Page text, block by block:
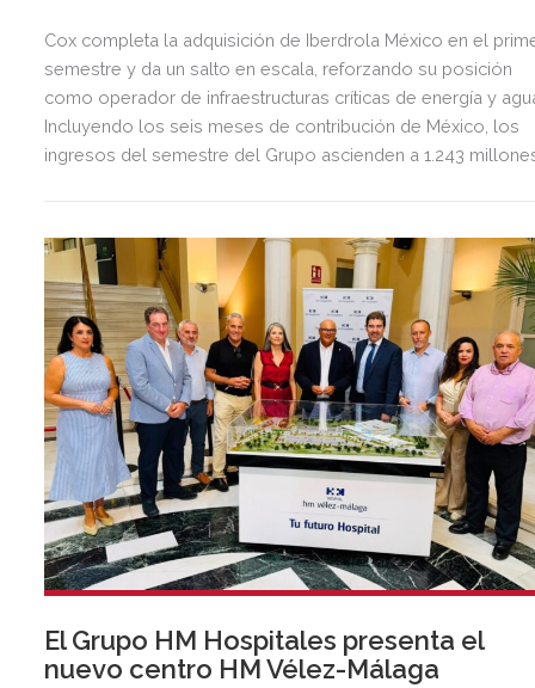
Cox completa la adquisición de Iberdrola México en el
semestre y da un salto en escala, reforzando su posición
como operador de infraestructuras críticas de energía y
Incluyendo los seis meses de contribución de México, los
ingresos del semestre del Grupo ascienden a 1.243
El Grupo HM Hospitales presenta el
nuevo centro HM Vélez-Málaga